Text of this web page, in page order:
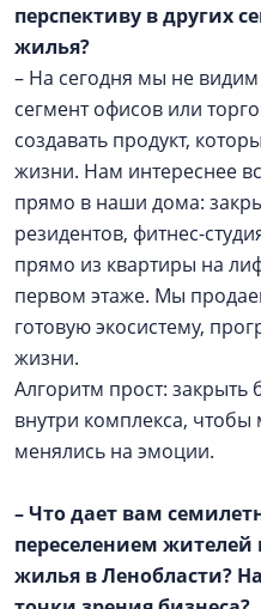
перспективу в других
жилья?
– На сегодня мы не
сегмент офисов или
создавать продукт,
жизни. Нам интереснее
прямо в наши дома:
резидентов, фитнес-
прямо из квартиры на
первом этаже. Мы
готовую экосистему,
жизни.
Алгоритм прост: закрыть
внутри комплекса,
менялись на эмоции.
– Что дает вам
переселением жителей
жилья в Ленобласти?